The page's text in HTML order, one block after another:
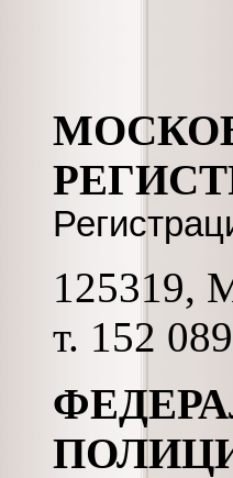
125319,
т. 152